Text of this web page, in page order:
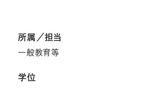
所属／担当
一般教育等
学位